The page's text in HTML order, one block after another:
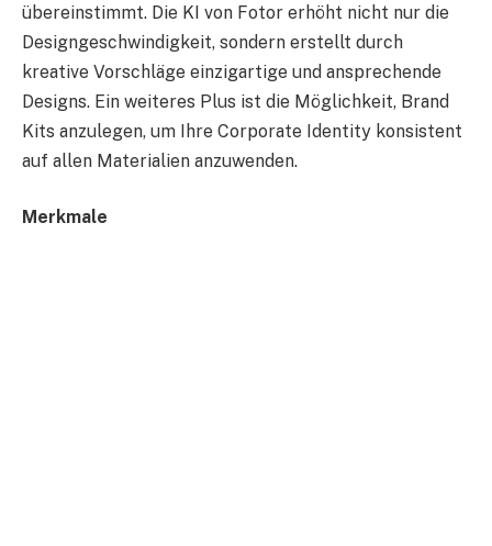
übereinstimmt. Die KI von Fotor erhöht nicht nur die
Designgeschwindigkeit, sondern erstellt durch
kreative Vorschläge einzigartige und ansprechende
Designs. Ein weiteres Plus ist die Möglichkeit, Brand
Kits anzulegen, um Ihre Corporate Identity konsistent
auf allen Materialien anzuwenden.
Merkmale